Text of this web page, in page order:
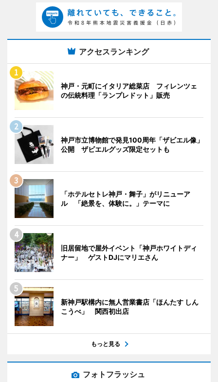
アクセスランキング
神戸・元町にイタリア総菜店 フィレンツェ
の伝統料理「ランプレドット」販売
神戸市立博物館で発見100周年「ザビエル像」
公開 ザビエルグッズ限定セットも
「ホテルセトレ神戸・舞子」がリニューア
ル 「絶景を、体験に。」テーマに
旧居留地で屋外イベント「神戸ホワイトディ
ナー」 ゲストDJにマリエさん
新神戸駅構内に無人営業書店「ほんたす しん
こうべ」 関西初出店
もっと見る
フォトフラッシュ